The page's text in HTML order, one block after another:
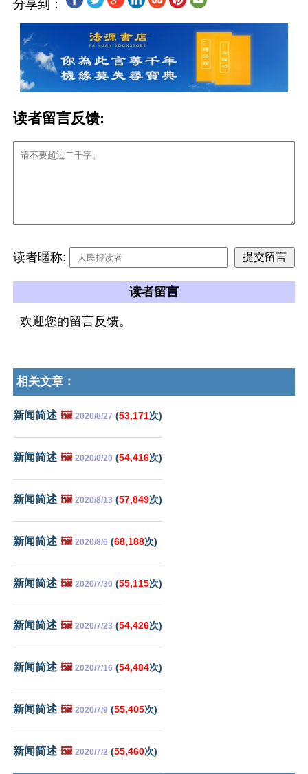
分享到：
读者留言反馈:
读者暱称:
读者留言
欢迎您的留言反馈。
相关文章：
新闻简述 🖼️ 2020/8/27 (53,171次)
新闻简述 🖼️ 2020/8/20 (54,416次)
新闻简述 🖼️ 2020/8/13 (57,849次)
新闻简述 🖼️ 2020/8/6 (68,188次)
新闻简述 🖼️ 2020/7/30 (55,115次)
新闻简述 🖼️ 2020/7/23 (54,426次)
新闻简述 🖼️ 2020/7/16 (54,484次)
新闻简述 🖼️ 2020/7/9 (55,405次)
新闻简述 🖼️ 2020/7/2 (55,460次)